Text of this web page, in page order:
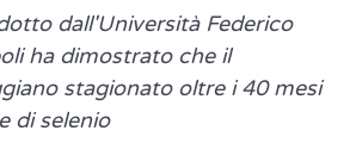
dall'Università Federico
ha dimostrato che il
stagionato oltre i 40 mesi
di selenio